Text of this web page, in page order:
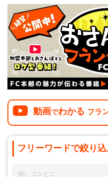
動画でわかる フラ
フリーワードで絞り